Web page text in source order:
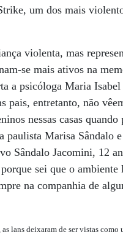
um dos mais
violenta, mas
se mais ativos na
a psicóloga Maria Isabel
pais, entretanto, não
nessas casas quando
paulista Marisa Sândalo
Sândalo Jacomini, 12
sei que o ambiente
na companhia de
lans deixaram de ser vistas